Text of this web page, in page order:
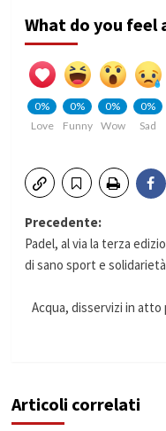
What do you feel
0%
Love
0%
Funny
0%
Wow
0%
Sad
Navigazione
articolo
Precedente:
Padel, al via la terza
di sano sport e solidarietà
Acqua, disservizi in
Articoli correlati